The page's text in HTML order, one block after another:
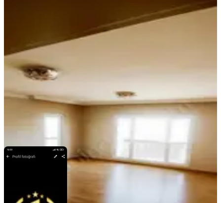
Sd Emlak & Gayrimenkulden Kıyı
Boyu İsmetpaşa 3+1 Kiralık Daire
Seyhan, İsmetpaşa Mahallesi
SD GAYRİMENKUL ŞULE DOLGUN